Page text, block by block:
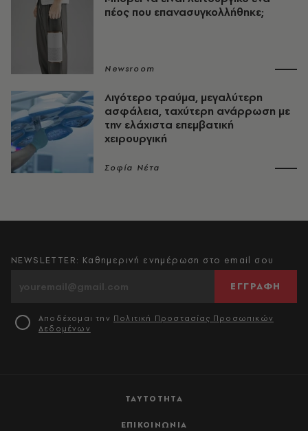
πέος που επανασυγκολλήθηκε;
Newsroom
Λιγότερο τραύμα, μεγαλύτερη
ασφάλεια, ταχύτερη ανάρρωση με
την ελάχιστα επεμβατική
χειρουργική
Σοφία Νέτα
ΤΑΥΤΟΤΗΤΑ
ΕΠΙΚΟΙΝΩΝΙΑ
NEWSLETTER: Καθημερινή ενημέρωση στο email σου
ΕΓΓΡΑΦΗ
Αποδέχομαι την Πολιτική Προστασίας Προσωπικών
Δεδομένων